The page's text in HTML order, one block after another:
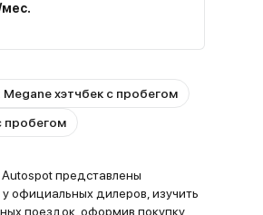
мес.
Megane хэтчбек с пробегом
пробегом
представлены
официальных дилеров, изучить
поездок, оформив покупку